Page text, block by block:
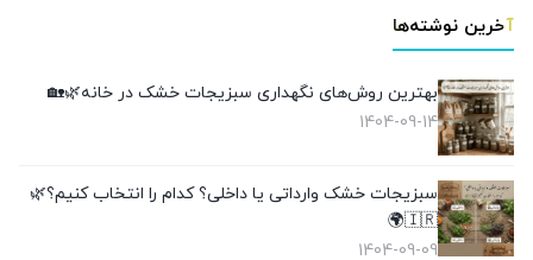
آخرین نوشته‌ها
بهترین روش‌های نگهداری سبزیجات خشک در خانه🌿🏡
1404-09-14
سبزیجات خشک وارداتی یا داخلی؟ کدام را انتخاب کنیم؟🌿
🇮🇷🌍
1404-09-09